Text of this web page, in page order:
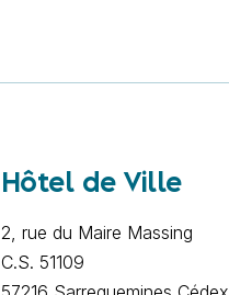
Hôtel de Ville
2, rue du Maire Massing
C.S. 51109